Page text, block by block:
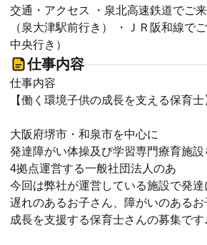
交通・アクセス ・泉北高速鉄道でご
（泉大津駅前行き） ・ＪＲ阪和線
中央行き）
仕事内容
仕事内容
【働く環境子供の成長を支える保育士
大阪府堺市・和泉市を中心に
発達障がい体操及び学習専門療育施設
4拠点運営する一般社団法人のあ
今回は弊社が運営している施設で発達
遅れのあるお子さん、障がいのあるお
成長を支援する保育士さんの募集です